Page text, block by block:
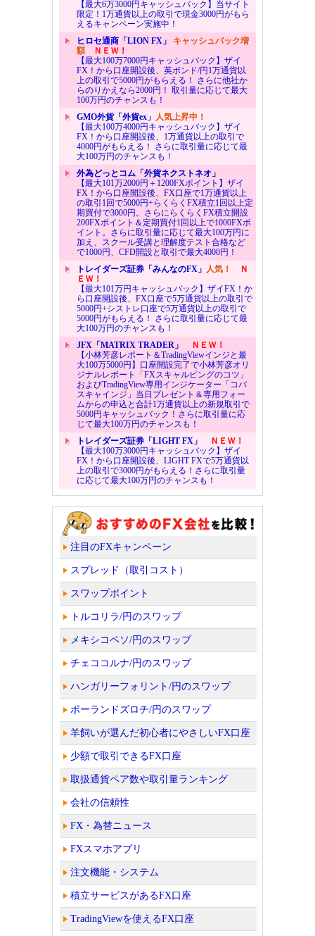
【最大6万3000円キャッシュバック】当サイト
限定！1万通貨以上の取引で現金3000円がもら
えるキャンペーン実施中！
ヒロセ通商「LION FX」 キャッシュバック増
額ＮＥＷ！
【最大100万7000円キャッシュバック】ザイ
FX！から口座開設後、英ポンド/円1万通貨以
上の取引で5000円がもらえる！ さらに他社か
らのりかえなら2000円！ 取引量に応じて最大
100万円のチャンスも！
GMO外貨「外貨ex」 人気上昇中！
【最大100万4000円キャッシュバック】ザイ
FX！から口座開設後、1万通貨以上の取引で
4000円がもらえる！ さらに取引量に応じて最
大100万円のチャンスも！
外為どっとコム「外貨ネクストネオ」
【最大101万2000円＋1200FXポイント】ザイ
FX！から口座開設後、FX口座で1万通貨以上
の取引1回で5000円+らくらくFX積立1回以上定
期買付で3000円。さらにらくらくFX積立開設
200FXポイント＆定期買付1回以上で1000FXポ
イント。さらに取引量に応じて最大100万円に
加え、スクール受講と理解度テスト合格など
で1000円、CFD開設と取引で最大4000円！
トレイダーズ証券「みんなのFX」 人気！
Ｎ
ＥＷ！
【最大101万円キャッシュバック】ザイFX！か
ら口座開設後、FX口座で5万通貨以上の取引で
5000円+シストレ口座で5万通貨以上の取引で
5000円がもらえる！ さらに取引量に応じて最
大100万円のチャンスも！
JFX「MATRIX TRADER」
ＮＥＷ！
【小林芳彦レポート＆TradingViewインジと最
大100万5000円】口座開設完了で小林芳彦オリ
ジナルレポート「FXスキャルピングのコツ」
およびTradingView専用インジケーター「コバ
スキャインジ」当日プレゼント＆専用フォー
ムからの申込と合計1万通貨以上の新規取引で
5000円キャッシュバック！さらに取引量に応
じて最大100万円のチャンスも！
トレイダーズ証券「LIGHT FX」
ＮＥＷ！
【最大100万3000円キャッシュバック】ザイ
FX！から口座開設後、LIGHT FXで5万通貨以
上の取引で3000円がもらえる！さらに取引量
に応じて最大100万円のチャンスも！
注目のFXキャンペーン
スプレッド（取引コスト）
スワップポイント
トルコリラ/円のスワップ
メキシコペソ/円のスワップ
チェココルナ/円のスワップ
ハンガリーフォリント/円のスワップ
ポーランドズロチ/円のスワップ
羊飼いが選んだ初心者にやさしいFX口座
少額で取引できるFX口座
取扱通貨ペア数や取引量ランキング
会社の信頼性
FX・為替ニュース
FXスマホアプリ
注文機能・システム
積立サービスがあるFX口座
TradingViewを使えるFX口座